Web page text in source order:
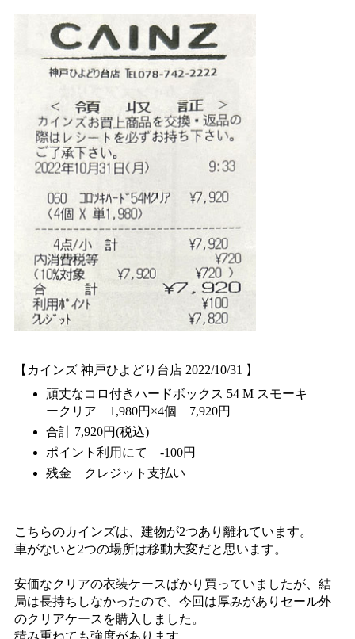
【カインズ 神戸ひよどり台店 2022/10/31 】
頑丈なコロ付きハードボックス 54 M スモーキ
ークリア 1,980円×4個 7,920円
合計 7,920円(税込)
ポイント利用にて -100円
残金 クレジット支払い
こちらのカインズは、建物が2つあり離れています。
車がないと2つの場所は移動大変だと思います。
安価なクリアの衣装ケースばかり買っていましたが、結
局は長持ちしなかったので、今回は厚みがありセール外
のクリアケースを購入しました。
積み重ねても強度があります。